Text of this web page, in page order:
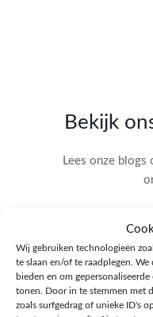
Wij gebruiken technologieën
te slaan en/of te raadplegen.
bieden en om
tonen. Door in te stemmen met
zoals surfgedrag of unieke ID's
Bekijk
Lees onze blogs